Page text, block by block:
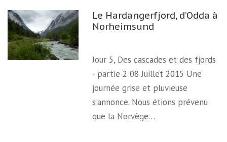
Le Hardangerfjord, d’Odda à
Norheimsund
Jour 5, Des cascades et des fjords
- partie 2 08 Juillet 2015 Une
journée grise et pluvieuse
s'annonce. Nous étions prévenu
que la Norvège…